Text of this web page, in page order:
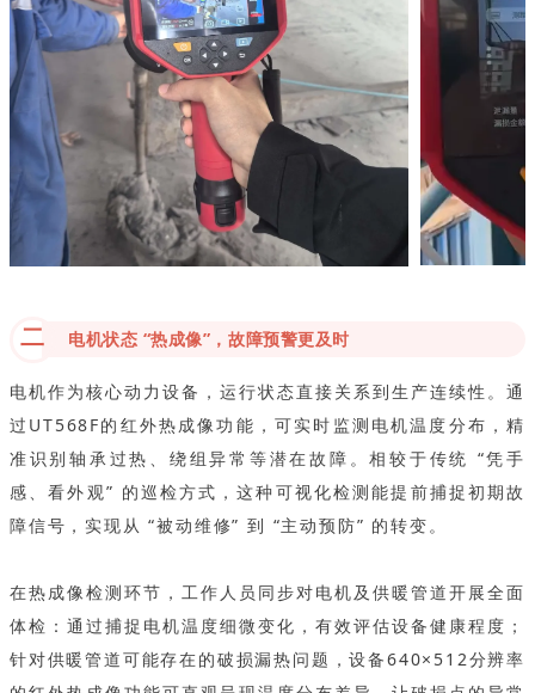
二 电机状态 “热成像”，故障预警更及时
电机作为核心动力设备，运行状态直接关系到生产连续性。通
过UT568F的红外热成像功能，可实时监测电机温度分布，精
准识别轴承过热、绕组异常等潜在故障。相较于传统 “凭手
感、看外观” 的巡检方式，这种可视化检测能提前捕捉初期故
障信号，实现从 “被动维修” 到 “主动预防” 的转变。
在热成像检测环节，工作人员同步对电机及供暖管道开展全面
体检：通过捕捉电机温度细微变化，有效评估设备健康程度；
针对供暖管道可能存在的破损漏热问题，设备640×512分辨率